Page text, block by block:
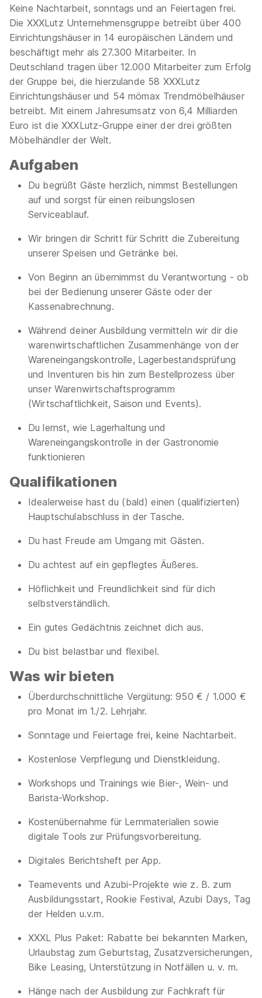
Keine Nachtarbeit, sonntags und an Feiertagen frei.
Die XXXLutz Unternehmensgruppe betreibt über 400
Einrichtungshäuser in 14 europäischen Ländern und
beschäftigt mehr als 27.300 Mitarbeiter. In
Deutschland tragen über 12.000 Mitarbeiter zum Erfolg
der Gruppe bei, die hierzulande 58 XXXLutz
Einrichtungshäuser und 54 mömax Trendmöbelhäuser
betreibt. Mit einem Jahresumsatz von 6,4 Milliarden
Euro ist die XXXLutz-Gruppe einer der drei größten
Möbelhändler der Welt.
Aufgaben
Du begrüßt Gäste herzlich, nimmst Bestellungen
auf und sorgst für einen reibungslosen
Serviceablauf.
Wir bringen dir Schritt für Schritt die Zubereitung
unserer Speisen und Getränke bei.
Von Beginn an übernimmst du Verantwortung - ob
bei der Bedienung unserer Gäste oder der
Kassenabrechnung.
Während deiner Ausbildung vermitteln wir dir die
warenwirtschaftlichen Zusammenhänge von der
Wareneingangskontrolle, Lagerbestandsprüfung
und Inventuren bis hin zum Bestellprozess über
unser Warenwirtschaftsprogramm
(Wirtschaftlichkeit, Saison und Events).
Du lernst, wie Lagerhaltung und
Wareneingangskontrolle in der Gastronomie
funktionieren
Qualifikationen
Idealerweise hast du (bald) einen (qualifizierten)
Hauptschulabschluss in der Tasche.
Du hast Freude am Umgang mit Gästen.
Du achtest auf ein gepflegtes Äußeres.
Höflichkeit und Freundlichkeit sind für dich
selbstverständlich.
Ein gutes Gedächtnis zeichnet dich aus.
Du bist belastbar und flexibel.
Was wir bieten
Überdurchschnittliche Vergütung: 950 € / 1.000 €
pro Monat im 1./2. Lehrjahr.
Sonntage und Feiertage frei, keine Nachtarbeit.
Kostenlose Verpflegung und Dienstkleidung.
Workshops und Trainings wie Bier-, Wein- und
Barista-Workshop.
Kostenübernahme für Lernmaterialien sowie
digitale Tools zur Prüfungsvorbereitung.
Digitales Berichtsheft per App.
Teamevents und Azubi-Projekte wie z. B. zum
Ausbildungsstart, Rookie Festival, Azubi Days, Tag
der Helden u.v.m.
XXXL Plus Paket: Rabatte bei bekannten Marken,
Urlaubstag zum Geburtstag, Zusatzversicherungen,
Bike Leasing, Unterstützung in Notfällen u. v. m.
Hänge nach der Ausbildung zur Fachkraft für